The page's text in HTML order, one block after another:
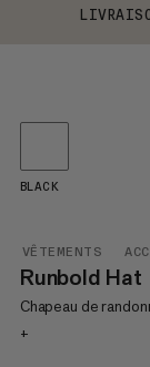
VÊTEMENTS
Runbold Hat
Chapeau de
+
BLACK